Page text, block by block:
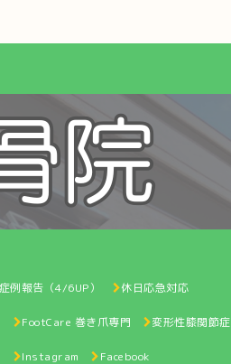
症例報告（4/6UP） 休日応急対応
FootCare 巻き爪専門 変形性膝関節症
Instagram Facebook